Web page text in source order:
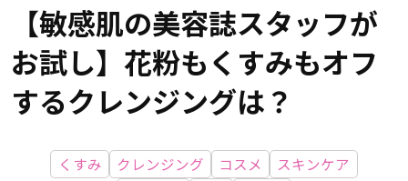
【敏感肌の美容誌スタッフが
お試し】花粉もくすみもオフ
するクレンジングは？
くすみ クレンジング コスメ
スキンケア